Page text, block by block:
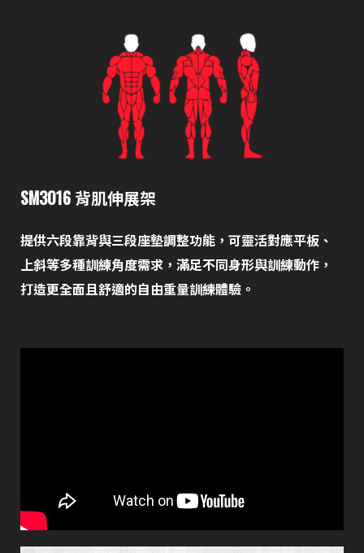
SM3016 背肌伸展架
提供六段靠背與三段座墊調整功能，可靈活對應平板、
上斜等多種訓練角度需求，滿足不同身形與訓練動作，
打造更全面且舒適的自由重量訓練體驗。